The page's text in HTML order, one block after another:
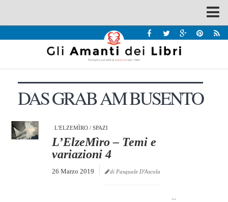
Recensioni
Interviste & Incontri
Bandi
Chi siamo
DAS GRAB AM BUSENTO
L'ELZEMÌRO/ SPAZI
L’ElzeMìro – Temi e
variazioni 4
26 Marzo 2019 di Pasquale D'Ascola
...